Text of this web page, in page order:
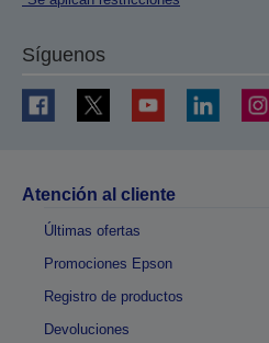
Síguenos
Atención al cliente
Últimas ofertas
Promociones Epson
Registro de productos
Devoluciones